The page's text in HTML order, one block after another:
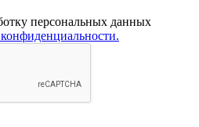
персональных данных